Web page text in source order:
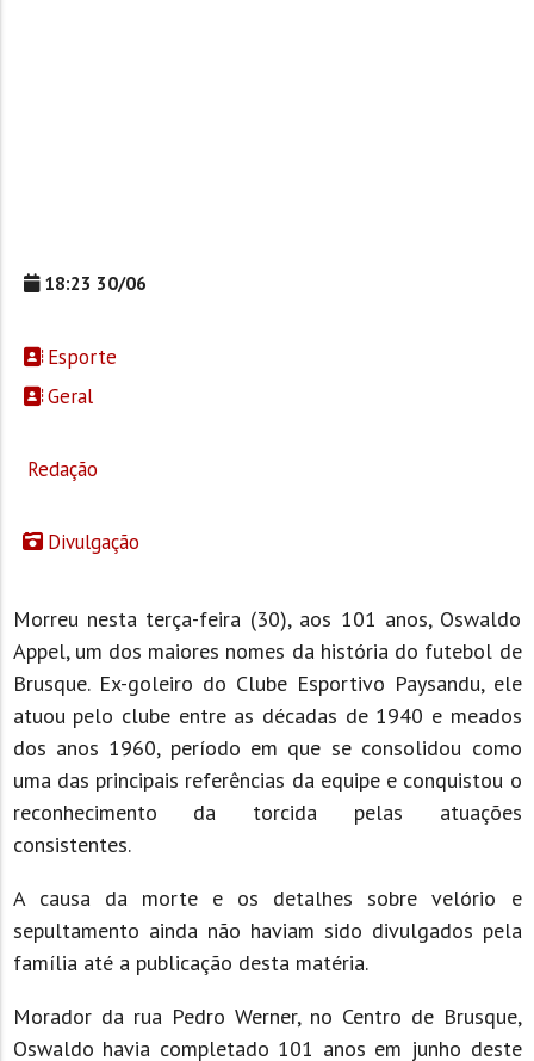
18:23 30/06
Esporte
Geral
Redação
Divulgação
Morreu nesta terça-feira (30), aos 101 anos, Oswaldo
Appel, um dos maiores nomes da história do futebol de
Brusque. Ex-goleiro do Clube Esportivo Paysandu, ele
atuou pelo clube entre as décadas de 1940 e meados
dos anos 1960, período em que se consolidou como
uma das principais referências da equipe e conquistou o
reconhecimento da torcida pelas atuações
consistentes.
A causa da morte e os detalhes sobre velório e
sepultamento ainda não haviam sido divulgados pela
família até a publicação desta matéria.
Morador da rua Pedro Werner, no Centro de Brusque,
Oswaldo havia completado 101 anos em junho deste